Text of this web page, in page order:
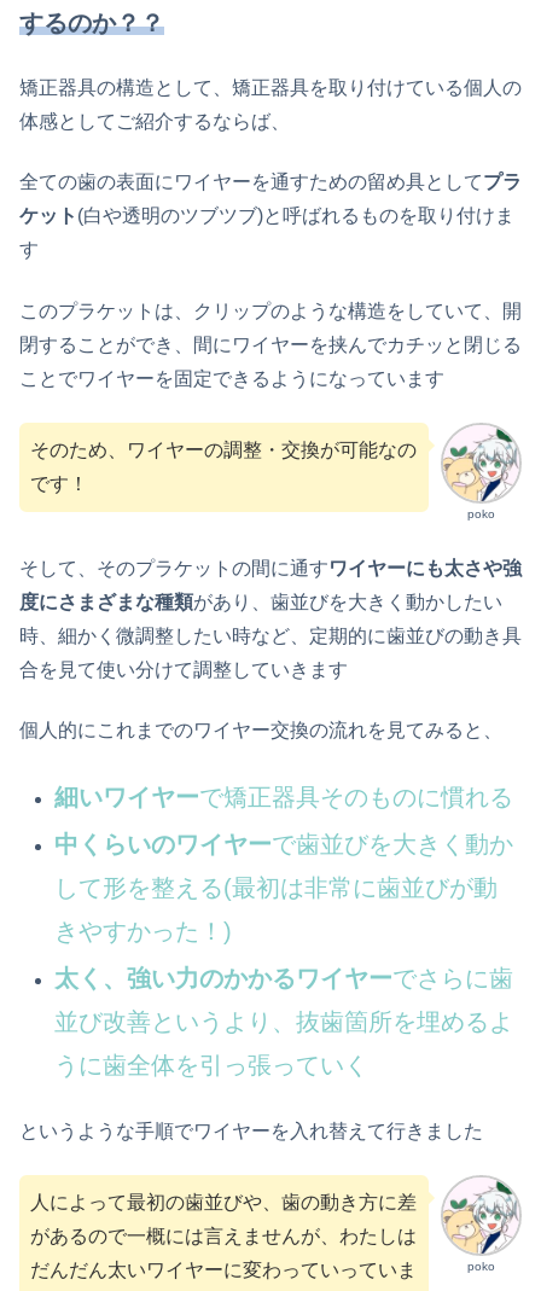
するのか？？
矯正器具の構造として、矯正器具を取り付けている個人の
体感としてご紹介するならば、
全ての歯の表面にワイヤーを通すための留め具としてプラ
ケット (白や透明のツブツブ)と呼ばれるものを取り付けま
す
このプラケットは、クリップのような構造をしていて、開
閉することができ、間にワイヤーを挟んでカチッと閉じる
ことでワイヤーを固定できるようになっています
poko
そのため、ワイヤーの調整・交換が可能なの
です！
そして、そのプラケットの間に通すワイヤーにも太さや強
度にさまざまな種類があり、歯並びを大きく動かしたい
時、細かく微調整したい時など、定期的に歯並びの動き具
合を見て使い分けて調整していきます
個人的にこれまでのワイヤー交換の流れを見てみると、
細いワイヤーで矯正器具そのものに慣れる
中くらいのワイヤーで歯並びを大きく動か
して形を整える(最初は非常に歯並びが動
きやすかった！)
太く、強い力のかかるワイヤーでさらに歯
並び改善というより、抜歯箇所を埋めるよ
うに歯全体を引っ張っていく
というような手順でワイヤーを入れ替えて行きました
poko
人によって最初の歯並びや、歯の動き方に差
があるので一概には言えませんが、わたしは
だんだん太いワイヤーに変わっていっていま